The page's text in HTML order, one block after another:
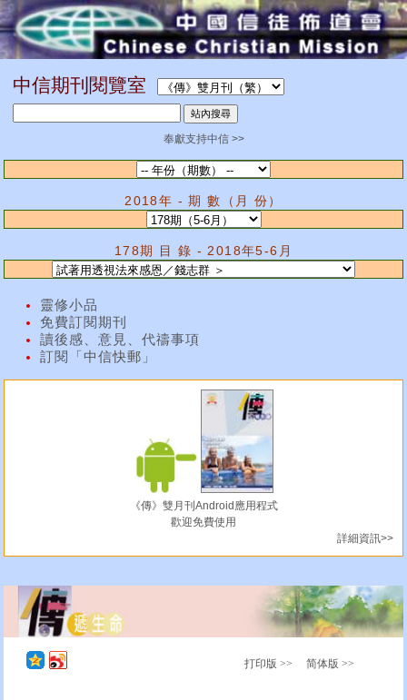
中信期刊閱覽室
奉獻支持中信 >>
2018年 - 期 數（月 份）
178期 目 錄 - 2018年5-6月
靈修小品
免費訂閱期刊
讀後感、意見、代禱事項
訂閱「中信快郵」
《傳》雙月刊Android應用程式
歡迎免費使用
詳細資訊>>
打印版 >> 简体版 >>